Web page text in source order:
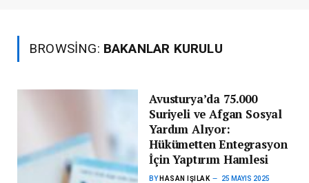
BROWSING: BAKANLAR KURULU
Avusturya’da 75.000
Suriyeli ve Afgan Sosyal
Yardım Alıyor:
Hükümetten Entegrasyon
İçin Yaptırım Hamlesi
BY HASAN IŞILAK 25 MAYIS 2025